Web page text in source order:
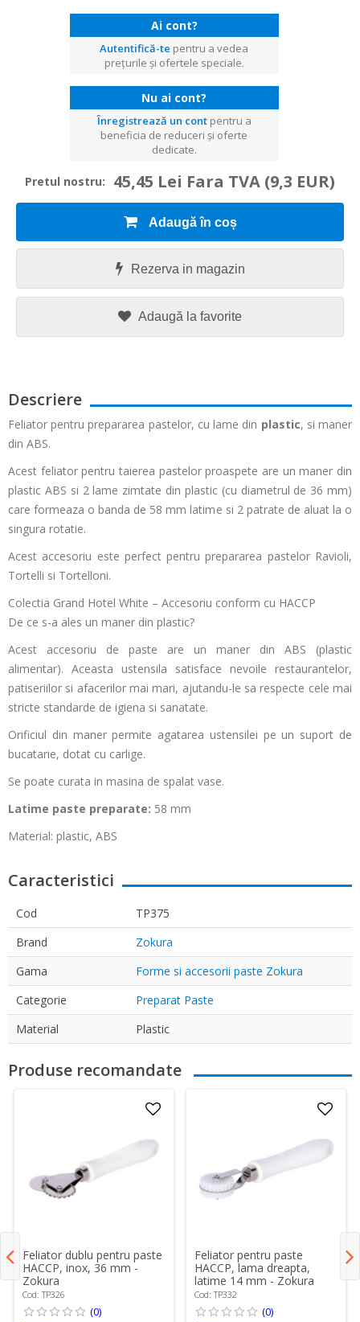
Ai cont?
Autentifică-te pentru a vedea
prețurile și ofertele speciale.
Nu ai cont?
Înregistrează un contpentru a
beneficia de reduceri și oferte
dedicate.
Pretul nostru: 45,45 Lei Fara TVA (9,3 EUR)
Adaugă în coș
Rezerva in magazin
Adaugă la favorite
Descriere
Feliator pentru prepararea pastelor, cu lame din plastic, si maner
din ABS.
Acest feliator pentru taierea pastelor proaspete are un maner din
plastic ABS si 2 lame zimtate din plastic (cu diametrul de 36 mm)
care formeaza o banda de 58 mm latime si 2 patrate de aluat la o
singura rotatie.
Acest accesoriu este perfect pentru prepararea pastelor Ravioli,
Tortelli si Tortelloni.
Colectia Grand Hotel White – Accesoriu conform cu HACCP
De ce s-a ales un maner din plastic?
Acest accesoriu de paste are un maner din ABS (plastic
alimentar). Aceasta ustensila satisface nevoile restaurantelor,
patiseriilor si afacerilor mai mari, ajutandu-le sa respecte cele mai
stricte standarde de igiena si sanatate.
Orificiul din maner permite agatarea ustensilei pe un suport de
bucatarie, dotat cu carlige.
Se poate curata in masina de spalat vase.
Latime paste preparate: 58 mm
Material: plastic, ABS
Caracteristici
Cod
TP375
Brand
Zokura
Gama
Forme si accesorii paste Zokura
Categorie
Preparat Paste
Material
Plastic
Produse recomandate
Feliator dublu pentru paste
HACCP, inox, 36 mm -
Zokura
Cod: TP326
(0)
Feliator pentru paste
HACCP, lama dreapta,
latime 14 mm - Zokura
Cod: TP332
(0)